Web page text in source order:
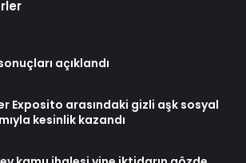
açıklandı
Exposito arasındaki gizli aşk sosyal
kesinlik kazandı